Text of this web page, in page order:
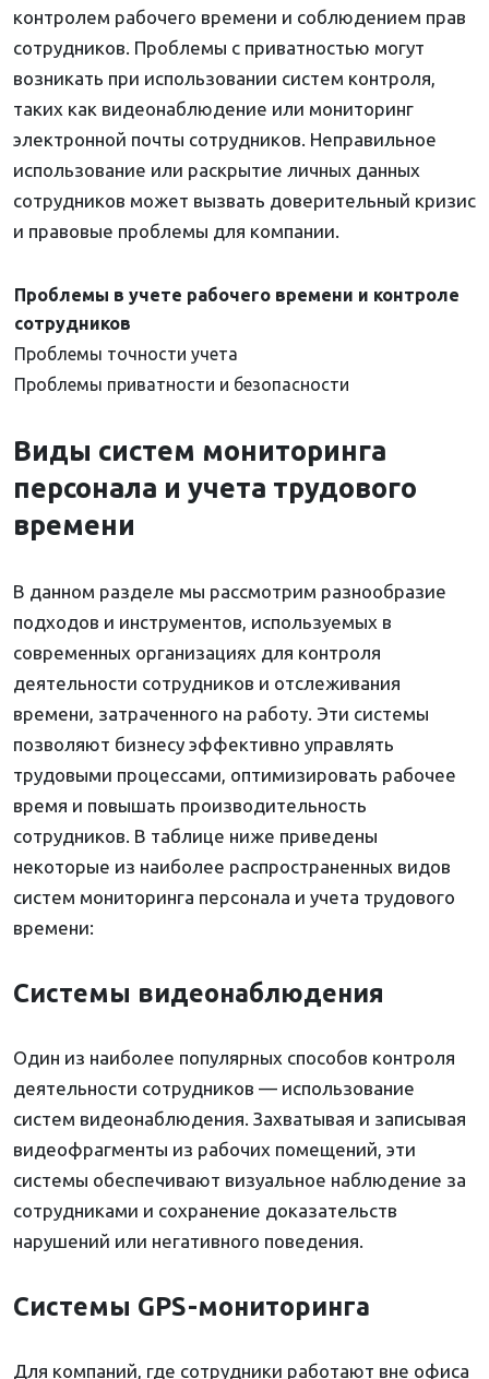
контролем рабочего времени и соблюдением прав
сотрудников. Проблемы с приватностью могут
возникать при использовании систем контроля,
таких как видеонаблюдение или мониторинг
электронной почты сотрудников. Неправильное
использование или раскрытие личных данных
сотрудников может вызвать доверительный кризис
и правовые проблемы для компании.
Проблемы в учете рабочего времени и контроле
сотрудников
Проблемы точности учета
Проблемы приватности и безопасности
Виды систем мониторинга
персонала и учета трудового
времени
В данном разделе мы рассмотрим разнообразие
подходов и инструментов, используемых в
современных организациях для контроля
деятельности сотрудников и отслеживания
времени, затраченного на работу. Эти системы
позволяют бизнесу эффективно управлять
трудовыми процессами, оптимизировать рабочее
время и повышать производительность
сотрудников. В таблице ниже приведены
некоторые из наиболее распространенных видов
систем мониторинга персонала и учета трудового
времени:
Системы видеонаблюдения
Один из наиболее популярных способов контроля
деятельности сотрудников — использование
систем видеонаблюдения. Захватывая и записывая
видеофрагменты из рабочих помещений, эти
системы обеспечивают визуальное наблюдение за
сотрудниками и сохранение доказательств
нарушений или негативного поведения.
Системы GPS-мониторинга
Для компаний, где сотрудники работают вне офиса